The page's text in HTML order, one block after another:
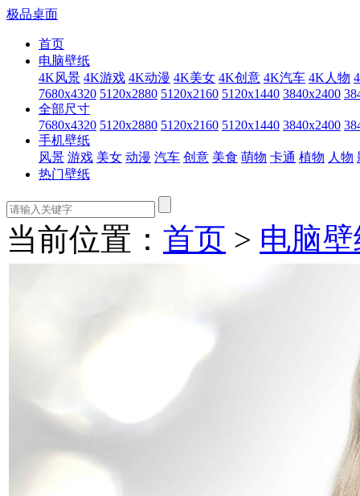
极品桌面
首页
电脑壁纸
4K风景 4K游戏 4K动漫 4K美女 4K创意 4K汽车 4K人物
7680x4320 5120x2880 5120x2160 5120x1440 3840x2400
全部尺寸
7680x4320 5120x2880 5120x2160 5120x1440 3840x2400
手机壁纸
风景 游戏 美女 动漫 汽车 创意 美食 萌物 卡通 植物 人物
热门壁纸
当前位置： 首页 > 电脑